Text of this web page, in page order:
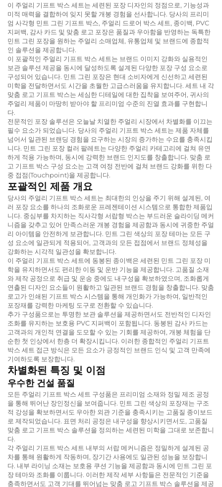
이 주얼리 기프트 박스 세트는 세련된 포장 디자인의 정점으로, 기능성과
미적 매력을 결합하여 잊지 못할 개봉 경험을 선사합니다. 당사의 프리미
엄 사각형 민트 그린 기프트 박스, 주얼리 드로어 박스 세트, 종이백, PVC
지퍼백, 감사 카드 및 맞춤 로고 포장은 품질과 우아함을 반영하는 독특한
민트 그린 포장을 원하는 주얼리 소매업체, 유통업체 및 브랜드에 종합적
인 솔루션을 제공합니다.
이 포괄적인 주얼리 기프트 박스 세트는 브랜드 이미지 강화와 실용적인
보관 솔루션 제공을 동시에 달성하도록 설계된 다양한 포장 구성 요소로
구성되어 있습니다. 민트 그린 포장은 현대 소비자에게 신선하고 세련된
미학을 전달하면서도 시간을 초월한 고급스러움을 유지합니다. 세트 내 각
맞춤 로고 기프트 박스는 세심한 디테일에 대한 집착을 보여주어, 귀사의
주얼리 제품이 마땅히 받아야 할 프리미엄 수준의 진열 효과를 구현합니
다.
전문적인 포장 솔루션은 오늘날 치열한 주얼리 시장에서 차별화를 이끄는
필수 요소가 되었습니다. 당사의 주얼리 기프트 박스 세트는 제품 자체를
넘어서 일관된 브랜딩 경험을 요구하는 시장의 증가하는 수요를 충족시킵
니다. 민트 그린 포장 컬러 팔레트는 다양한 주얼리 카테고리에 걸쳐 유연
하게 적용 가능하며, 동시에 강력한 브랜드 인지도를 창출합니다. 맞춤 로
고 기프트 박스 구성 요소는 고객 여정 전반에 걸쳐 브랜드 강화를 위한 다
중 접점(Touchpoint)을 제공합니다.
포괄적인 제품 개요
당사의 주얼리 기프트 박스 세트는 최대한의 인상을 주기 위해 설계된, 여
러 포장 요소를 하나의 조화로운 프레젠테이션 시스템으로 통합한 제품입
니다. 중심부를 차지하는 직사각형 서랍형 박스는 부드러운 슬라이딩 메커
니즘을 갖추고 있어 만족스러운 개봉 경험을 제공함과 동시에 귀중한 주얼
리 아이템을 안전하게 보관합니다. 민트 그린 색상의 포장 테마는 모든 구
성 요소에 일관되게 적용되어, 고객과의 모든 접점에서 브랜드 정체성을
강화하는 시각적 일관성을 확보합니다.
이 주얼리 기프트 박스 세트에 동봉된 종이백은 세련된 민트 그린 포장 미
학을 유지하면서도 편리한 이동 및 운반 기능을 제공합니다. 고품질 소재
와 제작 공정으로 취급 및 운송 중에도 내구성을 확보하였으며, 조화롭게
연출된 디자인 요소들이 원활하고 일관된 브랜드 경험을 창출합니다. 맞춤
로고가 인쇄된 기프트 박스 시스템을 통해 개인화가 가능하여, 일반적인
포장재를 강력한 마케팅 도구로 전환할 수 있습니다.
추가 구성품으로는 투명한 보관 솔루션을 제공하면서도 전반적인 디자인
조화를 유지하는 보호용 PVC 지퍼백이 포함됩니다. 동봉된 감사 카드는
고객과의 개인적 연결을 도모할 수 있는 기회를 제공하여, 개봉 체험을 단
순한 첫 인상에서 한층 더 확장시킵니다. 이러한 종합적인 주얼리 기프트
박스 세트 접근 방식은 모든 요소가 긍정적인 브랜드 인식 및 고객 만족에
기여하도록 보장합니다.
차별화된 특징 및 이점
우수한 건설 품질
모든 주얼리 기프트 박스 세트 구성품은 프리미엄 소재와 정밀 제조 공정
을 통해 뛰어난 장인정신을 보여줍니다. 민트 그린 색상의 포장재는 구조
적 강성을 확보하면서도 우아한 외관 기준을 충족시키는 고품질 종이보드
로 제작되었습니다. 표면 처리 공정은 내구성을 향상시키면서도, 고품질
맞춤 로고 기프트 박스 솔루션을 정의하는 세련된 미학을 그대로 보존합니
다.
각 주얼리 기프트 박스 세트 내부의 서랍 메커니즘은 정밀하게 설계된 공
차를 통해 원활하게 작동하며, 장기간 사용에도 일관된 성능을 보장합니
다. 내부 라이닝 소재는 보호용 쿠션 기능을 제공함과 동시에 민트 그린 포
장 테마와 조화를 이룹니다. 이러한 제작 세부 사항들은 전문적인 기준을
충족하면서도 고객 기대를 뛰어넘는 맞춤 로고 기프트 박스 솔루션을 제공